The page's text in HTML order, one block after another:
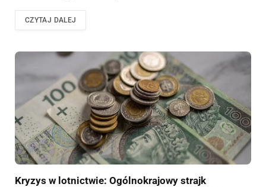
CZYTAJ DALEJ
Kryzys w lotnictwie: Ogólnokrajowy strajk